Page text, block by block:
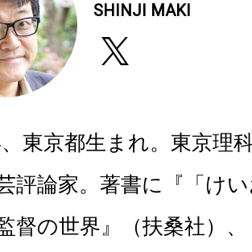
SHINJI MAKI
東京都生まれ。東京理
評論家。著書に『「け
督の世界』（扶桑社）、